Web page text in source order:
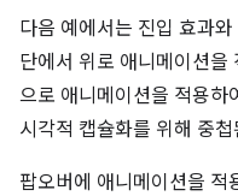
다음 예에서는 진입 효과
단에서 위로 애니메이션을
으로 애니메이션을 적용하
시각적 캡슐화를 위해 중
팝오버에 애니메이션을 적